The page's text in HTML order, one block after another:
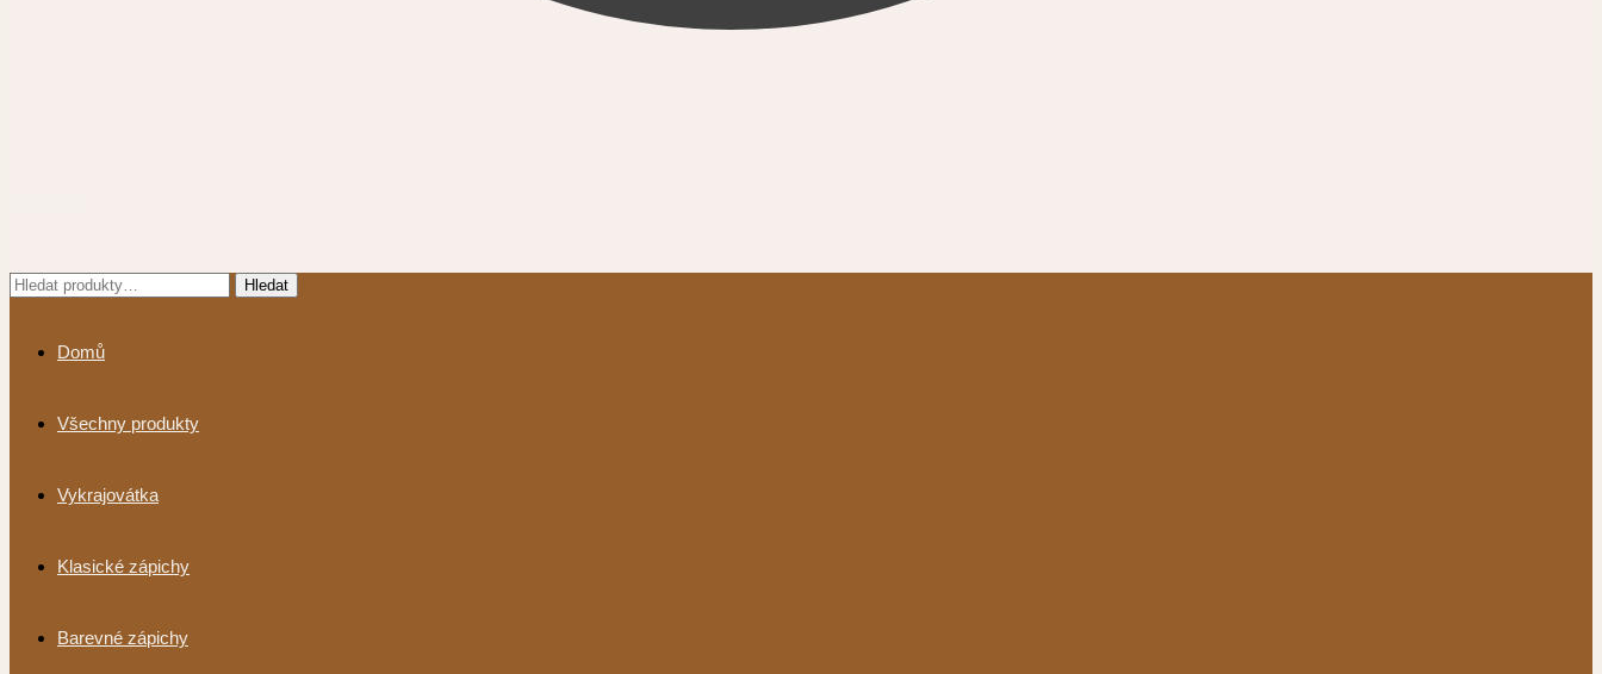
Hledat: Hledat
Domů
Všechny produkty
Vykrajovátka
Klasické zápichy
Barevné zápichy